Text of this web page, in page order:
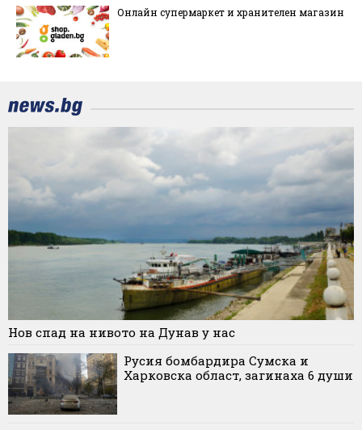
Онлайн супермаркет и хранителен магазин
Нов спад на нивото на Дунав у нас
Русия бомбардира Сумска и
Харковска област, загинаха 6 души